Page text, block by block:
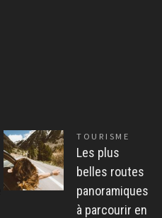
TOURISME
Les plus
belles routes
panoramiques
à parcourir en